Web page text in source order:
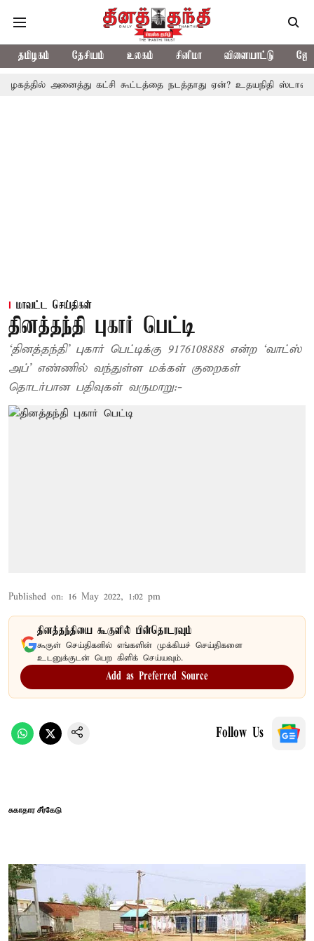
தமிழகம் தேசியம் உலகம் சினிமா விளையாட்டு
கட்சி கூட்டத்தை நடத்தாது ஏன்? உதயநிதி ஸ்டாலின் கேள்வி
மாவட்ட செய்திகள்
தினத்தந்தி புகார் பெட்டி
‘தினத்தந்தி’ புகார் பெட்டிக்கு 9176108888 என்ற ‘வாட்ஸ்
அப்’ எண்ணில் வந்துள்ள மக்கள் குறைகள்
தொடர்பான பதிவுகள் வருமாறு:-
Published on: 16 May 2022, 1:02 pm
தினத்தந்தியை கூகுளில் பின்தொடரவும்
கூகுள் செய்திகளில் எங்களின் முக்கியச் செய்திகளை
உடனுக்குடன் பெற கிளிக் செய்யவும்.
Add as Preferred Source
Follow Us
சுகாதார சீர்கேடு